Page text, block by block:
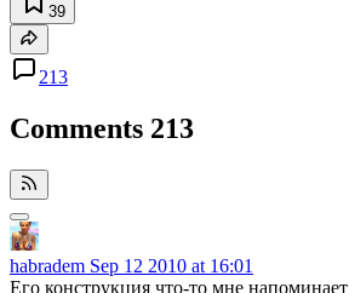
39
213
Comments 213
habradem Sep 12 2010 at 16:01
Его конструкция что-то мне напоминает